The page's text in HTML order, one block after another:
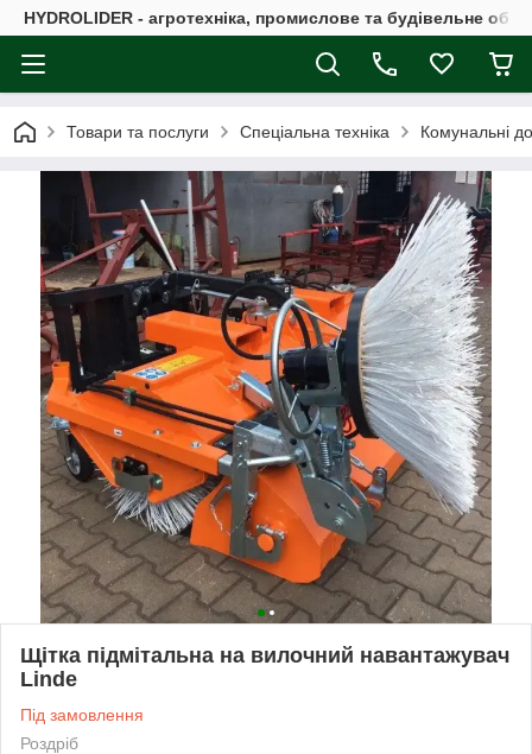
HYDROLIDER - агротехніка, промислове та будівельне
Товари та послуги Спеціальна техніка Комунальні
Щітка підмітальна на вилочний навантажувач
Linde
Під замовлення
Роздріб